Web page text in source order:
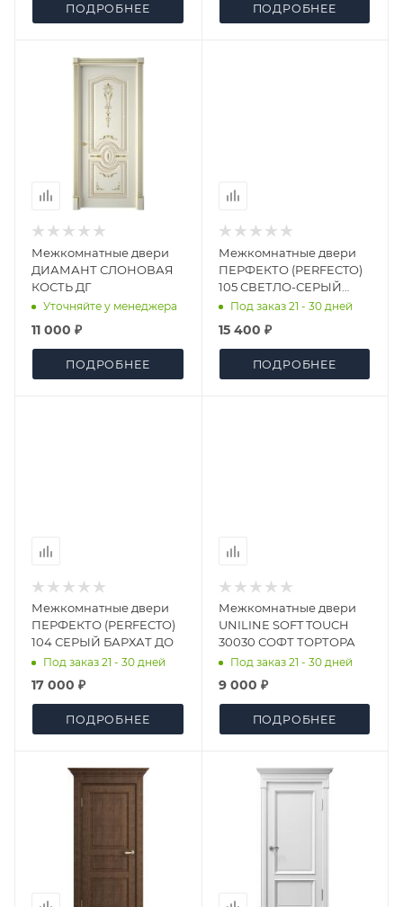
ПОДРОБНЕЕ ПОДРОБНЕЕ
Межкомнатные двери
ДИАМАНТ СЛОНОВАЯ
КОСТЬ ДГ
Уточняйте у менеджера
11 000 ₽
ПОДРОБНЕЕ
Межкомнатные двери
ПЕРФЕКТО (PERFECTO)
105 СВЕТЛО-СЕРЫЙ
БАРХАТ ДО
Под заказ 21 - 30 дней
15 400 ₽
ПОДРОБНЕЕ
Межкомнатные двери
ПЕРФЕКТО (PERFECTO)
104 СЕРЫЙ БАРХАТ ДО
Под заказ 21 - 30 дней
17 000 ₽
ПОДРОБНЕЕ
Межкомнатные двери
UNILINE SOFT TOUCH
30030 СОФТ ТОРТОРА
Под заказ 21 - 30 дней
9 000 ₽
ПОДРОБНЕЕ